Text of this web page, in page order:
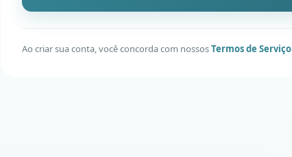
Ao criar sua conta, você concorda com nossosTermos de Serviço